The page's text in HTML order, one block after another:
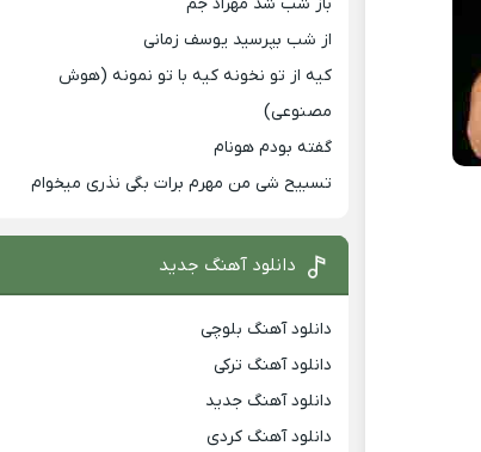
از شب بپرسید یوسف زمانی
کیه از تو نخونه کیه با تو نمونه (هوش
مصنوعی)
گفته بودم هونام
تسبیح شی من مهرم برات بگی نذری میخوام
دانلود آهنگ جدید
دانلود آهنگ بلوچی
دانلود آهنگ ترکی
دانلود آهنگ جدید
دانلود آهنگ کردی